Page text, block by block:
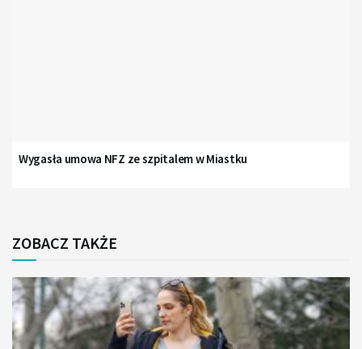
Wygasła umowa NFZ ze szpitalem w Miastku
ZOBACZ TAKŻE